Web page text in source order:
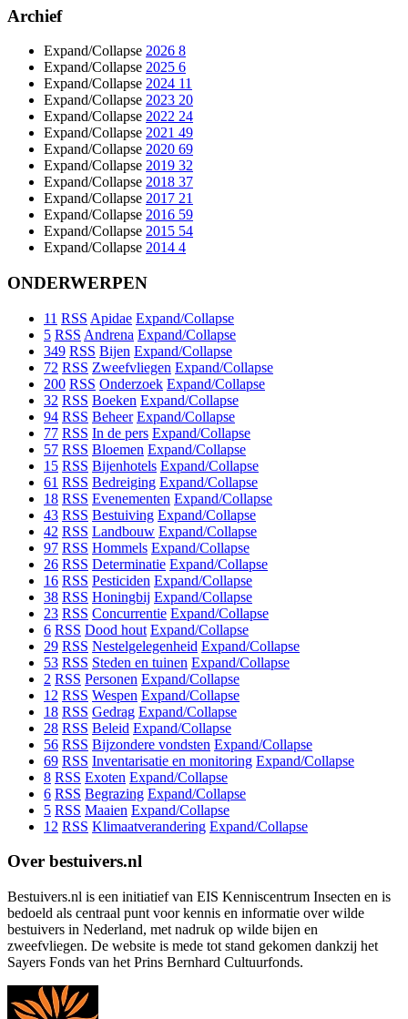
Archief
Expand/Collapse 2026 8
Expand/Collapse 2025 6
Expand/Collapse 2024 11
Expand/Collapse 2023 20
Expand/Collapse 2022 24
Expand/Collapse 2021 49
Expand/Collapse 2020 69
Expand/Collapse 2019 32
Expand/Collapse 2018 37
Expand/Collapse 2017 21
Expand/Collapse 2016 59
Expand/Collapse 2015 54
Expand/Collapse 2014 4
ONDERWERPEN
11 RSS Apidae Expand/Collapse
5 RSS Andrena Expand/Collapse
349 RSS Bijen Expand/Collapse
72 RSS Zweefvliegen Expand/Collapse
200 RSS Onderzoek Expand/Collapse
32 RSS Boeken Expand/Collapse
94 RSS Beheer Expand/Collapse
77 RSS In de pers Expand/Collapse
57 RSS Bloemen Expand/Collapse
15 RSS Bijenhotels Expand/Collapse
61 RSS Bedreiging Expand/Collapse
18 RSS Evenementen Expand/Collapse
43 RSS Bestuiving Expand/Collapse
42 RSS Landbouw Expand/Collapse
97 RSS Hommels Expand/Collapse
26 RSS Determinatie Expand/Collapse
16 RSS Pesticiden Expand/Collapse
38 RSS Honingbij Expand/Collapse
23 RSS Concurrentie Expand/Collapse
6 RSS Dood hout Expand/Collapse
29 RSS Nestelgelegenheid Expand/Collapse
53 RSS Steden en tuinen Expand/Collapse
2 RSS Personen Expand/Collapse
12 RSS Wespen Expand/Collapse
18 RSS Gedrag Expand/Collapse
28 RSS Beleid Expand/Collapse
56 RSS Bijzondere vondsten Expand/Collapse
69 RSS Inventarisatie en monitoring Expand/Collapse
8 RSS Exoten Expand/Collapse
6 RSS Begrazing Expand/Collapse
5 RSS Maaien Expand/Collapse
12 RSS Klimaatverandering Expand/Collapse
Over bestuivers.nl
Bestuivers.nl is een initiatief van EIS Kenniscentrum Insecten en is
bedoeld als centraal punt voor kennis en informatie over wilde
bestuivers in Nederland, met nadruk op wilde bijen en
zweefvliegen. De website is mede tot stand gekomen dankzij het
Sayers Fonds van het Prins Bernhard Cultuurfonds.